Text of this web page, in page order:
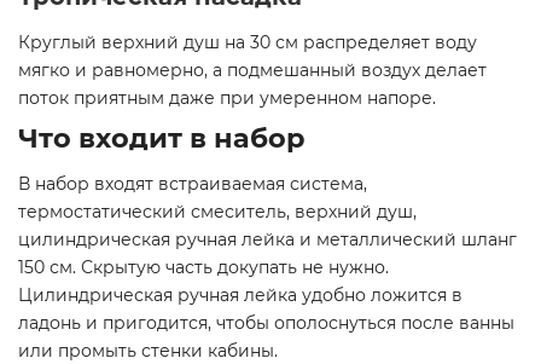
Круглый верхний душ на 30 см распределяет воду
мягко и равномерно, а подмешанный воздух делает
поток приятным даже при умеренном напоре.
Что входит в набор
В набор входят встраиваемая система,
термостатический смеситель, верхний душ,
цилиндрическая ручная лейка и металлический шланг
150 см. Скрытую часть докупать не нужно.
Цилиндрическая ручная лейка удобно ложится в
ладонь и пригодится, чтобы ополоснуться после ванны
или промыть стенки кабины.